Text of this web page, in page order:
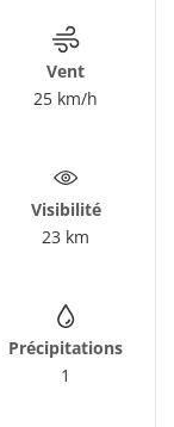
Vent
25 km/h
Visibilité
23 km
Précipitations
1